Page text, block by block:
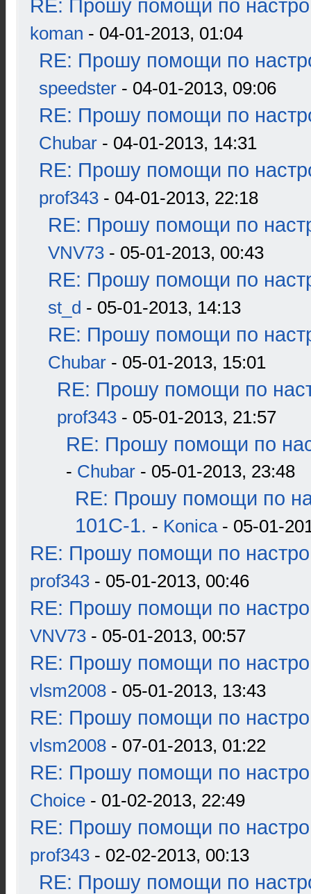
RE: Прошу помощи по
koman - 04-01-2013, 01:04
RE: Прошу помощи по
speedster - 04-01-2013, 09:06
RE: Прошу помощи по
Chubar - 04-01-2013, 14:31
RE: Прошу помощи по
prof343 - 04-01-2013, 22:18
RE: Прошу помощи по
VNV73 - 05-01-2013, 00:43
RE: Прошу помощи по
st_d - 05-01-2013, 14:13
RE: Прошу помощи по
Chubar - 05-01-2013, 15:01
RE: Прошу помощи по
prof343 - 05-01-2013, 21:57
RE: Прошу помощи по
- Chubar - 05-01-2013, 23:48
RE: Прошу помощи по
101С-1. - Konica- 05-01-
RE: Прошу помощи по
prof343 - 05-01-2013, 00:46
RE: Прошу помощи по
VNV73 - 05-01-2013, 00:57
RE: Прошу помощи по
vlsm2008 - 05-01-2013, 13:43
RE: Прошу помощи по
vlsm2008 - 07-01-2013, 01:22
RE: Прошу помощи по
Choice - 01-02-2013, 22:49
RE: Прошу помощи по
prof343 - 02-02-2013, 00:13
RE: Прошу помощи по